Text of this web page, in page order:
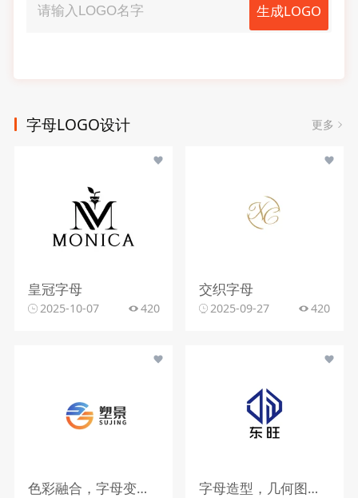
生成LOGO
字母LOGO设计 更多
皇冠字母
2025-10-07 420
交织字母
2025-09-27 420
色彩融合，字母变形，文字搭配 字母造型，几何图形，蓝色调